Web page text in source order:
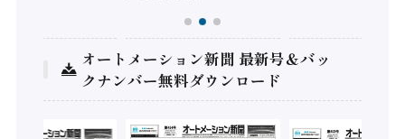
オートメーション新聞 最新号＆バッ
クナンバー無料ダウンロード